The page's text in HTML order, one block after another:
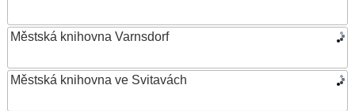
Městská knihovna Varnsdorf
Městská knihovna ve Svitavách